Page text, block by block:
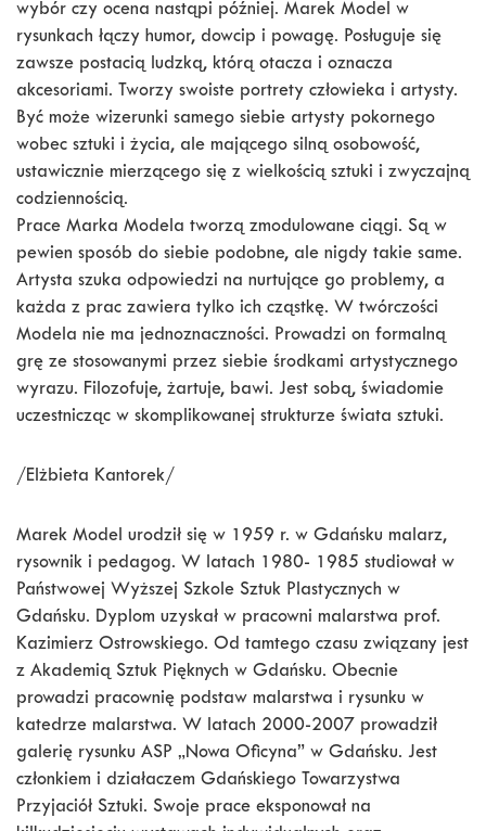
wybór czy ocena nastąpi później. Marek Model w
rysunkach łączy humor, dowcip i powagę. Posługuje się
zawsze postacią ludzką, którą otacza i oznacza
akcesoriami. Tworzy swoiste portrety człowieka i artysty.
Być może wizerunki samego siebie artysty pokornego
wobec sztuki i życia, ale mającego silną osobowość,
ustawicznie mierzącego się z wielkością sztuki i zwyczajną
codziennością.
Prace Marka Modela tworzą zmodulowane ciągi. Są w
pewien sposób do siebie podobne, ale nigdy takie same.
Artysta szuka odpowiedzi na nurtujące go problemy, a
każda z prac zawiera tylko ich cząstkę. W twórczości
Modela nie ma jednoznaczności. Prowadzi on formalną
grę ze stosowanymi przez siebie środkami artystycznego
wyrazu. Filozofuje, żartuje, bawi. Jest sobą, świadomie
uczestnicząc w skomplikowanej strukturze świata sztuki.
/Elżbieta Kantorek/
Marek Model urodził się w 1959 r. w Gdańsku malarz,
rysownik i pedagog. W latach 1980- 1985 studiował w
Państwowej Wyższej Szkole Sztuk Plastycznych w
Gdańsku. Dyplom uzyskał w pracowni malarstwa prof.
Kazimierz Ostrowskiego. Od tamtego czasu związany jest
z Akademią Sztuk Pięknych w Gdańsku. Obecnie
prowadzi pracownię podstaw malarstwa i rysunku w
katedrze malarstwa. W latach 2000-2007 prowadził
galerię rysunku ASP „Nowa Oficyna” w Gdańsku. Jest
członkiem i działaczem Gdańskiego Towarzystwa
Przyjaciół Sztuki. Swoje prace eksponował na